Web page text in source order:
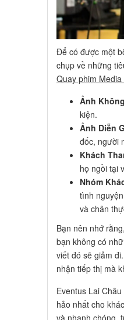
Để có được một
chụp về những
Quay phim
Ảnh
kiện.
Ảnh Diễn
đốc, người
Khách
họ ngồi tại
Nhóm
tình
và chân
Bạn nên nhớ
bạn không có
viết đó sẽ giảm
nhận tiếp thị mà
Eventus Lai
hảo nhất cho